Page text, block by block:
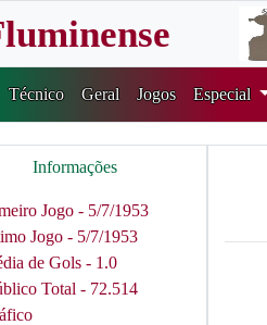
Técnico Geral Jogos Especial
Informações
Jogo - 5/7/1953
Jogo - 5/7/1953
de Gols - 1.0
Total - 72.514